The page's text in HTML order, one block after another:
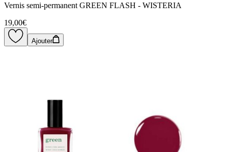
Vernis semi-permanent GREEN FLASH - WISTERIA
19,00€
Ajouter